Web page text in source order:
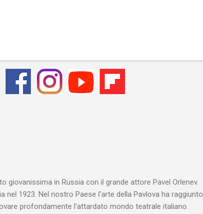
giovanissima in Russia con il grande attore Pavel Orlenev.
nel 1923. Nel nostro Paese l'arte della Pavlova ha raggiunto
profondamente l'attardato mondo teatrale italiano.